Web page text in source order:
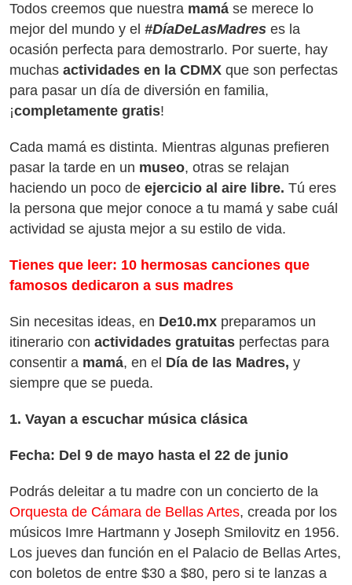
Todos creemos que nuestra mamá se merece lo
mejor del mundo y el #DíaDeLasMadres es la
ocasión perfecta para demostrarlo. Por suerte, hay
muchas actividades en la CDMX que son perfectas
para pasar un día de diversión en familia,
¡completamente gratis!
Cada mamá es distinta. Mientras algunas prefieren
pasar la tarde en un museo, otras se relajan
haciendo un poco de ejercicio al aire libre. Tú eres
la persona que mejor conoce a tu mamá y sabe cuál
actividad se ajusta mejor a su estilo de vida.
Tienes que leer: 10 hermosas canciones que
famosos dedicaron a sus madres
Sin necesitas ideas, en De10.mx preparamos un
itinerario con actividades gratuitas perfectas para
consentir a mamá, en el Día de las Madres, y
siempre que se pueda.
1. Vayan a escuchar música clásica
Fecha: Del 9 de mayo hasta el 22 de junio
Podrás deleitar a tu madre con un concierto de la
Orquesta de Cámara de Bellas Artes, creada por los
músicos Imre Hartmann y Joseph Smilovitz en 1956.
Los jueves dan función en el Palacio de Bellas Artes,
con boletos de entre $30 a $80, pero si te lanzas a